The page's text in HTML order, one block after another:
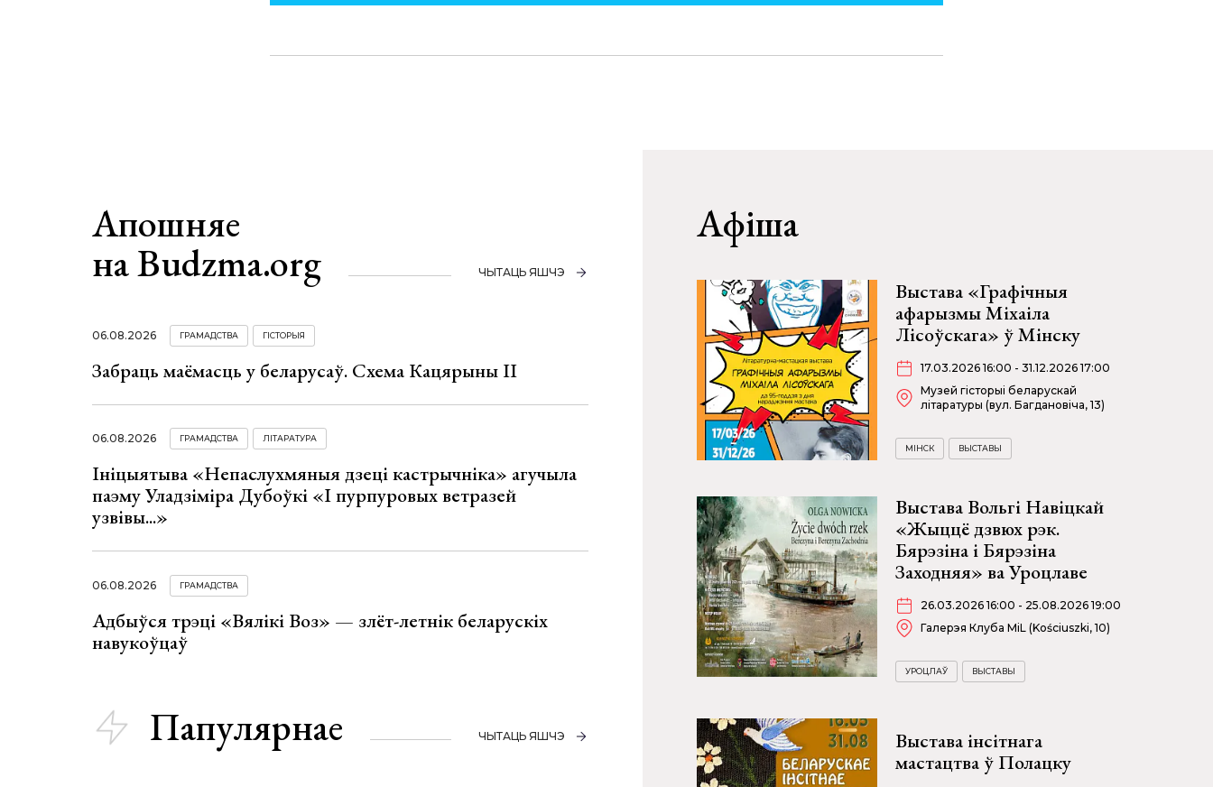
Апошняе
на Budzma.org
ЧЫТАЦЬ ЯШЧЭ
06.08.2026 ГРАМАДСТВА ГІСТОРЫЯ
Забраць маёмасць у беларусаў. Схема Кацярыны ІІ
06.08.2026 ГРАМАДСТВА ЛІТАРАТУРА
Ініцыятыва «Непаслухмяныя дзеці кастрычніка» агучыла
паэму Уладзіміра Дубоўкі «І пурпуровых ветразей
узвівы...»
06.08.2026 ГРАМАДСТВА
Адбыўся трэці «Вялікі Воз» — злёт-летнік беларускіх
навукоўцаў
Папулярнае ЧЫТАЦЬ ЯШЧЭ
Афіша
Выстава «Графічныя
афарызмы Міхаіла
Лісоўскага» ў Мінску
17.03.2026 16:00 - 31.12.2026 17:00
Музей гісторыі беларускай
літаратуры (вул. Багдановіча, 13)
МІНСК ВЫСТАВЫ
Выстава Вольгі Навіцкай
«Жыццё дзвюх рэк.
Бярэзіна і Бярэзіна
Заходняя» ва Уроцлаве
26.03.2026 16:00 - 25.08.2026 19:00
Галерэя Клуба MiL (Kościuszki, 10)
УРОЦЛАЎ ВЫСТАВЫ
Выстава інсітнага
мастацтва ў Полацку